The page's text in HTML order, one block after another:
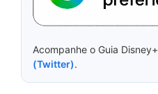
Acompanhe o Guia
(Twitter).